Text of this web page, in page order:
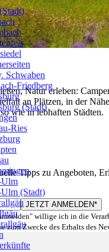
Natur erleben:
an Plätzen, in der
wie in lebhaften Städten.
Tipps zu Angeboten,
willige ich in die
zum Zwecke des Erhalts des
Schwaben
Friedberg
(Stadt)
Ries
(Stadt)